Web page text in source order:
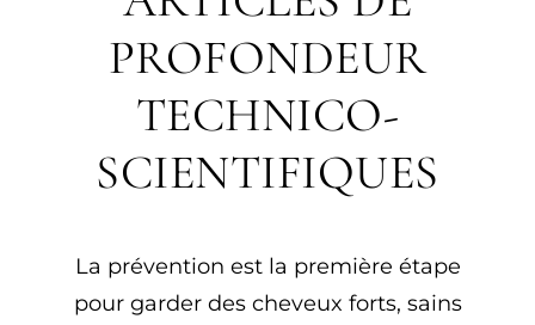
PROFONDEUR
TECHNICO-
SCIENTIFIQUES
La prévention est la première étape
pour garder des cheveux forts, sains